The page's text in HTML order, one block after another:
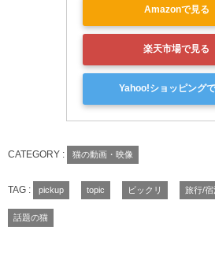
Amazonで見る
楽天市場で見る
Yahoo!ショッピング
CATEGORY : 猫の動画・映像
TAG : pickup topic ビックリ 旅行/宿
話題の猫